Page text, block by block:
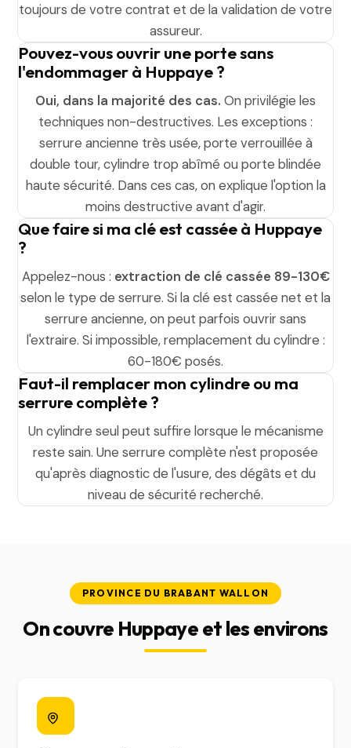
toujours de votre contrat et de la validation de votre
assureur.
Pouvez-vous ouvrir une porte sans
l'endommager à Huppaye ?
Oui, dans la majorité des cas. On privilégie les
techniques non-destructives. Les exceptions :
serrure ancienne très usée, porte verrouillée à
double tour, cylindre trop abîmé ou porte blindée
haute sécurité. Dans ces cas, on explique l'option la
moins destructive avant d'agir.
Que faire si ma clé est cassée à Huppaye
?
Appelez-nous : extraction de clé cassée 89-130€
selon le type de serrure. Si la clé est cassée net et la
serrure ancienne, on peut parfois ouvrir sans
l'extraire. Si impossible, remplacement du cylindre :
60-180€ posés.
Faut-il remplacer mon cylindre ou ma
serrure complète ?
Un cylindre seul peut suffire lorsque le mécanisme
reste sain. Une serrure complète n'est proposée
qu'après diagnostic de l'usure, des dégâts et du
niveau de sécurité recherché.
PROVINCE DU BRABANT WALLON
On couvre Huppaye et les environs